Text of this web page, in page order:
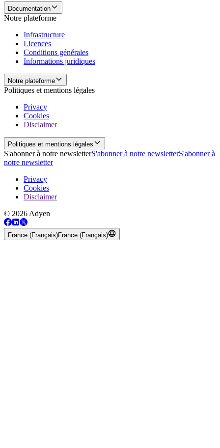
Documentation
Notre plateforme
Infrastructure
Licences
Conditions générales
Informations juridiques
Notre plateforme
Politiques et mentions légales
Privacy
Cookies
Disclaimer
Politiques et mentions légales
S'abonner à notre newsletterS'abonner à notre newsletterS'abonner à
notre newsletter
Privacy
Cookies
Disclaimer
© 2026 Adyen
France (Français)France (Français)